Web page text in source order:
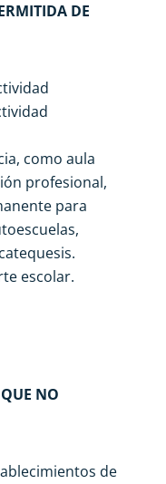
DE
como aula
profesional,
para
escolar.
NO
de